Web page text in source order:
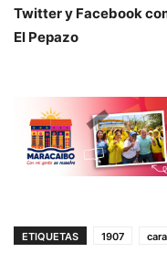
Twitter y Facebook
El Pepazo
ETIQUETAS 1907